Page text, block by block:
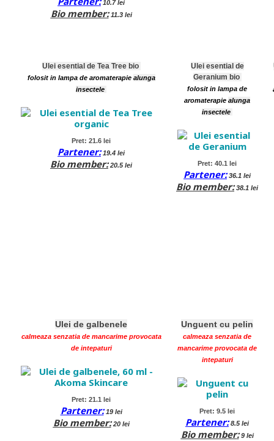
10.7 lei
Bio member:11.3 lei
Ulei esential de Tea Tree bio
folosit in lampa de aromaterapie alunga
insectele
Pret: 21.6 lei
Partener:19.4 lei
Bio member:20.5 lei
Ulei esential de
Geranium bio
folosit in lampa de
aromaterapie alunga
insectele
Pret: 40.1 lei
Partener:36.1 lei
Bio member:38.1 lei
Ulei de galbenele
calmeaza senzatia de mancarime provocata
de intepaturi
Pret: 21.1 lei
Partener:19 lei
Bio member:20 lei
Unguent cu pelin
calmeaza senzatia de
mancarime provocata de
intepaturi
Pret: 9.5 lei
Partener:8.5 lei
Bio member:9 lei